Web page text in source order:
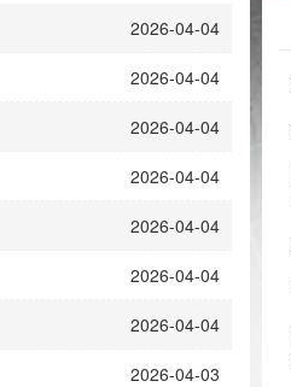
2026-04-04
2026-04-04
2026-04-04
2026-04-04
2026-04-04
2026-04-04
2026-04-04
2026-04-03